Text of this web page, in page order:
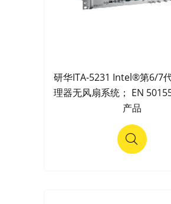
研华ITA-5231 Intel®第6/7
理器无风扇系统； EN
产品